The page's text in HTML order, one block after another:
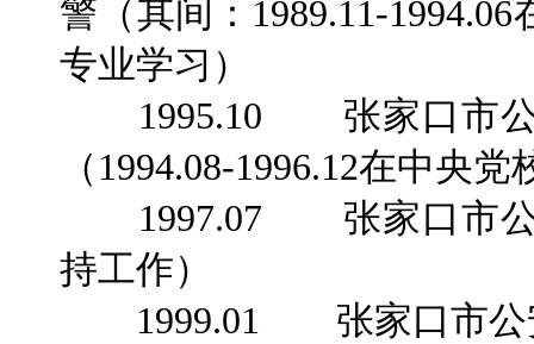
警（其间：1989.11-
专业学习）
1995.10 张家口市公
（1994.08-1996.12在中央
1997.07 张家口市公
持工作）
1999.01 张家口市公安